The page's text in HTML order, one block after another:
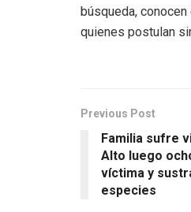
búsqueda,
quienes postulan
Previous Post
Familia sufre
Alto luego
víctima y
especies